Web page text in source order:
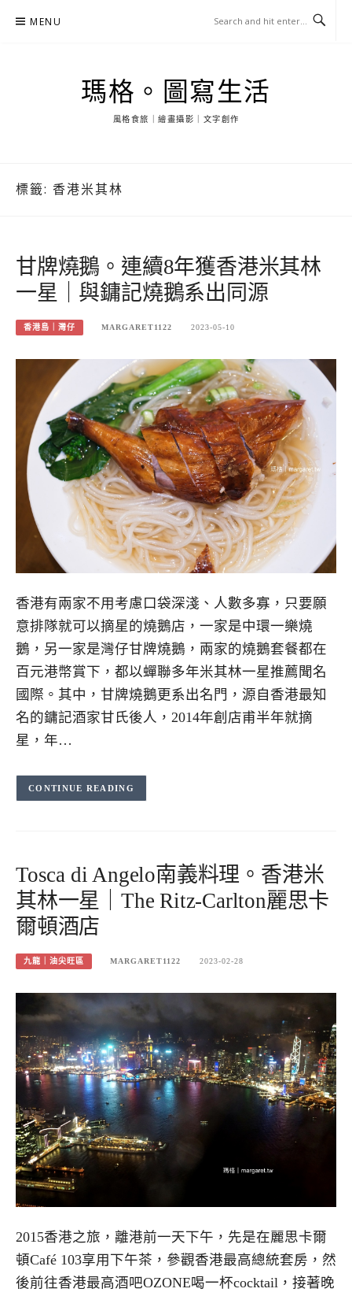
MENU
瑪格。圖寫生活
風格食旅｜繪畫攝影｜文字創作
標籤: 香港米其林
甘牌燒鵝。連續8年獲香港米其林
一星｜與鏞記燒鵝系出同源
香港島｜灣仔 MARGARET1122 2023-05-10
香港有兩家不用考慮口袋深淺、人數多寡，只要願
意排隊就可以摘星的燒鵝店，一家是中環一樂燒
鵝，另一家是灣仔甘牌燒鵝，兩家的燒鵝套餐都在
百元港幣賞下，都以蟬聯多年米其林一星推薦聞名
國際。其中，甘牌燒鵝更系出名門，源自香港最知
名的鏞記酒家甘氏後人，2014年創店甫半年就摘
星，年…
CONTINUE READING
Tosca di Angelo南義料理。香港米
其林一星｜The Ritz-Carlton麗思卡
爾頓酒店
九龍｜油尖旺區 MARGARET1122 2023-02-28
2015香港之旅，離港前一天下午，先是在麗思卡爾
頓Café 103享用下午茶，參觀香港最高總統套房，然
後前往香港最高酒吧OZONE喝一杯cocktail，接著晚